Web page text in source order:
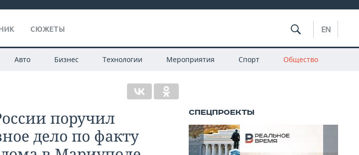
СЮЖЕТЫ EN
Авто Бизнес Технологии Мероприятия Спорт Общество
поручил
дело по факту